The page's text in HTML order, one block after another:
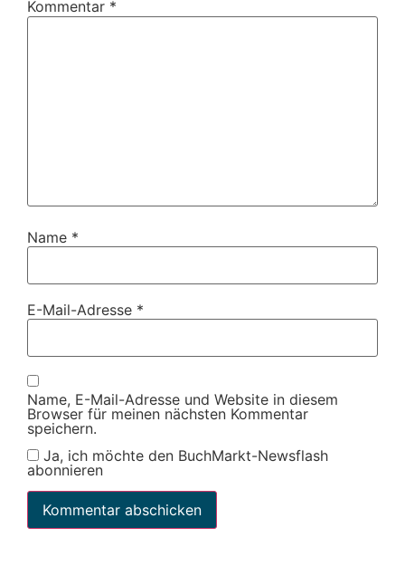
Kommentar *
Name *
E-Mail-Adresse *
Name, E-Mail-Adresse und Website in diesem
Browser für meinen nächsten Kommentar
speichern.
Ja, ich möchte den BuchMarkt-Newsflash
abonnieren